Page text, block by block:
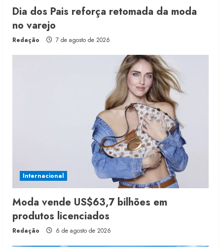
Dia dos Pais reforça retomada da moda
no varejo
Redação 7 de agosto de 2026
Internacional
Moda vende US$63,7 bilhões em
produtos licenciados
Redação 6 de agosto de 2026